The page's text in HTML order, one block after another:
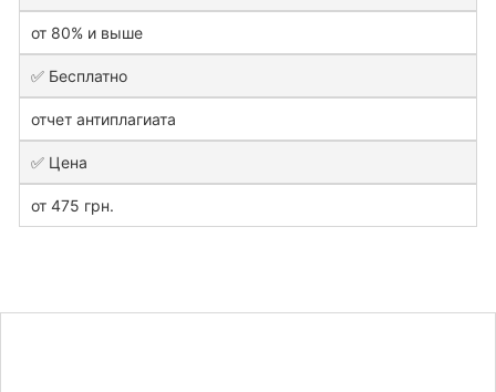
от 80% и выше
✅ Бесплатно
отчет антиплагиата
✅ Цена
от 475 грн.